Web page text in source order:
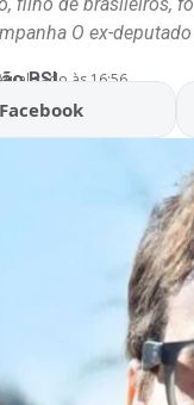
O ex-
BSL às 16:56
Facebook